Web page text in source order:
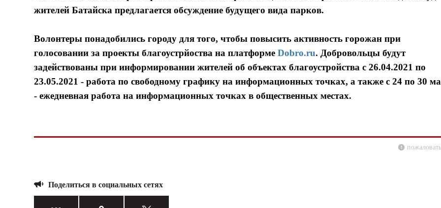
жителей Батайска предлагается обсуждение будущего вида парков.
Волонтеры понадобились городу для того, чтобы повысить активность горожан при
голосовании за проекты благоустрйоства на платформе Dobro.ru. Добровольцы будут
задействованы при информировании жителей об объектах благоустройства с 26.04.2021 по
23.05.2021 - работа по свободному графику на информационных точках, а также с 24 по 30
- ежедневная работа на информационных точках в общественных местах.
Поделиться в социальных сетях